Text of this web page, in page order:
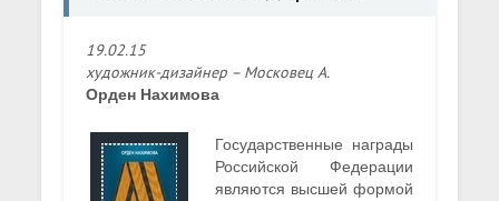
19.02.15
художник-дизайнер – Московец А.
Орден Нахимова
Государственные награды
Российской Федерации
являются высшей формой